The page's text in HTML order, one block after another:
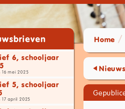
Home
6, schooljaar
mei 2025
5, schooljaar
april 2025